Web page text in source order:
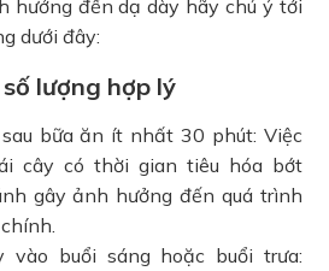
hưởng đến dạ dày hãy chú ý tới
dưới đây:
lượng hợp lý
bữa ăn ít nhất 30 phút: Việc
cây có thời gian tiêu hóa bớt
gây ảnh hưởng đến quá trình
vào buổi sáng hoặc buổi trưa: